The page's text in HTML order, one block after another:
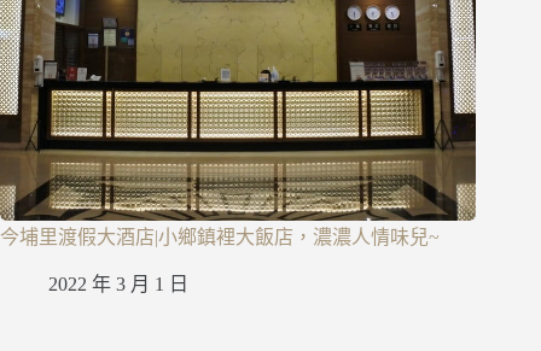
今埔里渡假大酒店|小鄉鎮裡大飯店，濃濃人情味兒~
2022 年 3 月 1 日